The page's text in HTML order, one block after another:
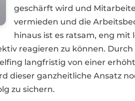
geschärft wird und
vermieden und die
hinaus ist es ratsam, eng
reagieren zu können.
langfristig von einer
dieser ganzheitliche Ansatz
zu sichern.